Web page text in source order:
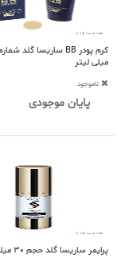
میلی لیتر
ناموجود
پایان موجودی
پرایمر ساریسا گلد حجم 30 میلی لیتر